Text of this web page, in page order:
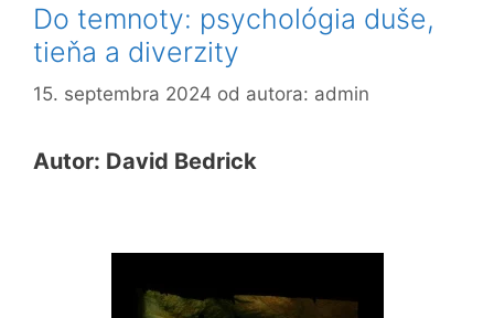
Do temnoty: psychológia duše,
tieňa a diverzity
15. septembra 2024 od autora: admin
Autor: David Bedrick